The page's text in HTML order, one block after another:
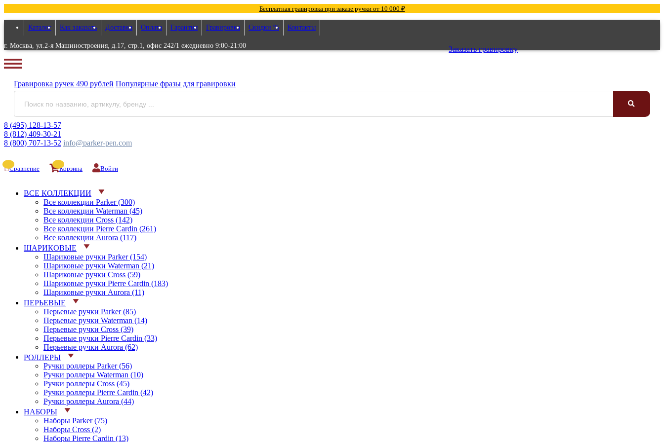
Бесплатная гравировка при заказе ручки от 10 000 ₽
Каталог Как заказать Доставка Оплата Гарантия Гравировка Скидки % Контакты
г. Москва, ул.2-я Машиностроения, д.17, стр.1, офис 242/1 ежедневно 9:00-21:00 Заказать гравировку
Гравировка ручек 490 рублей Популярные фразы для гравировки
8 (495) 128-13-57
8 (812) 409-30-21
8 (800) 707-13-52 info@parker-pen.com
Сравнение Корзина Войти
ВСЕ КОЛЛЕКЦИИ
Все коллекции Parker (300)
Все коллекции Waterman (45)
Все коллекции Cross (142)
Все коллекции Pierre Cardin (261)
Все коллекции Aurora (117)
ШАРИКОВЫЕ
Шариковые ручки Parker (154)
Шариковые ручки Waterman (21)
Шариковые ручки Cross (59)
Шариковые ручки Pierre Cardin (183)
Шариковые ручки Aurora (11)
ПЕРЬЕВЫЕ
Перьевые ручки Parker (85)
Перьевые ручки Waterman (14)
Перьевые ручки Cross (39)
Перьевые ручки Pierre Cardin (33)
Перьевые ручки Aurora (62)
РОЛЛЕРЫ
Ручки роллеры Parker (56)
Ручки роллеры Waterman (10)
Ручки роллеры Cross (45)
Ручки роллеры Pierre Cardin (42)
Ручки роллеры Aurora (44)
НАБОРЫ
Наборы Parker (75)
Наборы Cross (2)
Наборы Pierre Cardin (13)